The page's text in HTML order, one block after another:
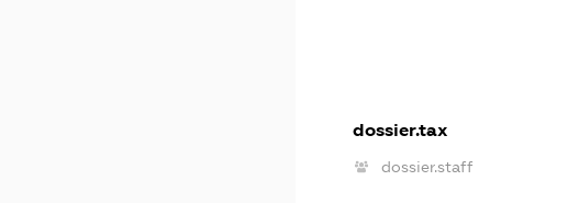
dossier.tax
dossier.staff